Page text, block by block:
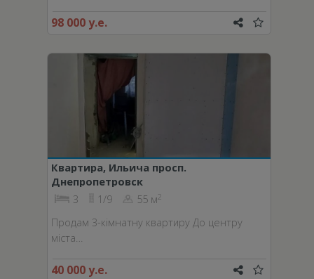
98 000 у.е.
Квартира, Ильича просп.
Днепропетровск
3
1/9 55 м2
Продам 3-кімнатну квартиру До центру
міста…
40 000 у.е.